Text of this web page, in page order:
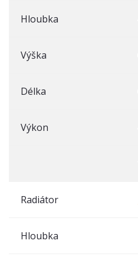
Hloubka
Výška
Délka
Výkon
Radiátor
Hloubka